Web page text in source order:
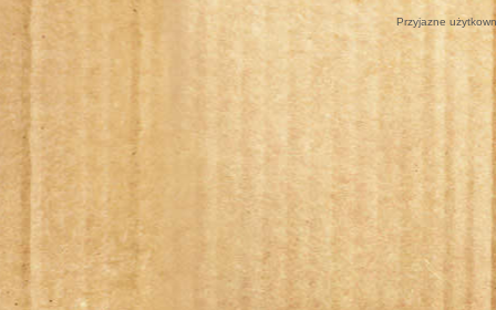
Przyjazne